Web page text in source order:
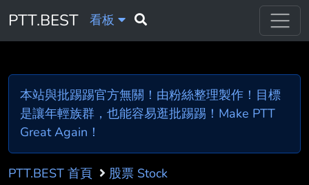
PTT.BEST 看板
本站與批踢踢官方無關！由粉絲整理製作！目標
是讓年輕族群，也能容易逛批踢踢！Make PTT
Great Again！
PTT.BEST 首頁 股票 Stock